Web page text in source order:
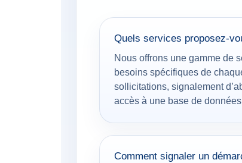
Quels services proposez-
Nous offrons une gamme de
besoins spécifiques de
sollicitations, signalement
accès à une base de
Comment signaler un